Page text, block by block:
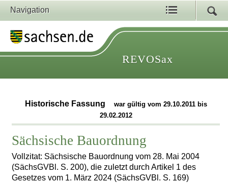
Navigation
REVOSax
Historische Fassung
war gültig vom 29.10.2011 bis
29.02.2012
Sächsische Bauordnung
Vollzitat: Sächsische Bauordnung vom 28. Mai 2004
(SächsGVBl. S. 200), die zuletzt durch Artikel 1 des
Gesetzes vom 1. März 2024 (SächsGVBl. S. 169)